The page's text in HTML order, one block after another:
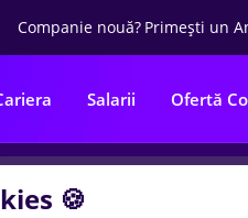
Companie nouă? Primești un
Salarii Ofertă
🍪